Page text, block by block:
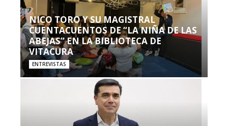
NICO TORO Y SU MAGISTRAL
CUENTACUENTOS DE “LA NIÑA DE LAS
ABEJAS” EN LA BIBLIOTECA DE
VITACURA
ENTREVISTAS